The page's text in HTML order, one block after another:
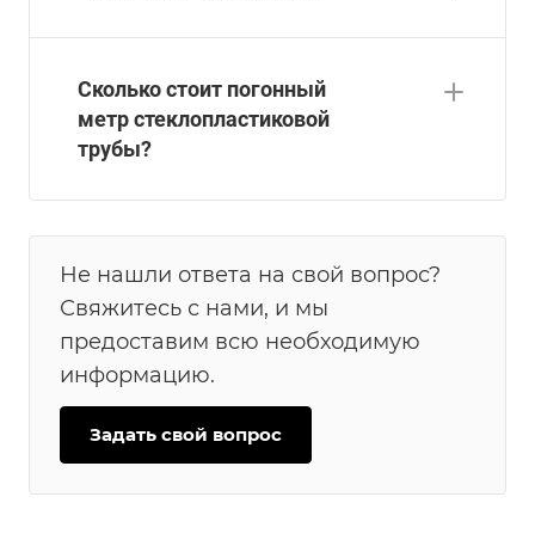
Сколько стоит погонный
метр стеклопластиковой
трубы?
Не нашли ответа на свой вопрос?
Свяжитесь с нами, и мы
предоставим всю необходимую
информацию.
Задать свой вопрос